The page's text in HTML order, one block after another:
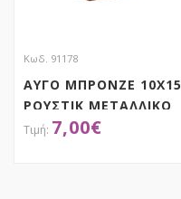
Κωδ. 91178
ΑΥΓΟ ΜΠΡΟΝΖΕ 10Χ15
ΡΟΥΣΤΙΚ ΜΕΤΑΛΛΙΚΟ
7,00€